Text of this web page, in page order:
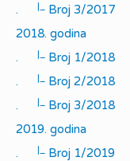
.
|_
Broj 3/2017
2018. godina
.
|_
Broj 1/2018
.
|_
Broj 2/2018
.
|_
Broj 3/2018
2019. godina
.
|_
Broj 1/2019